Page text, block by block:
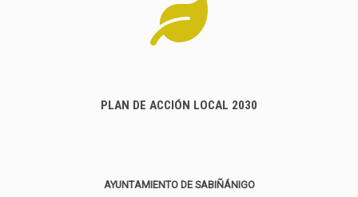
PLAN DE ACCIÓN LOCAL 2030
AYUNTAMIENTO DE SABIÑÁNIGO